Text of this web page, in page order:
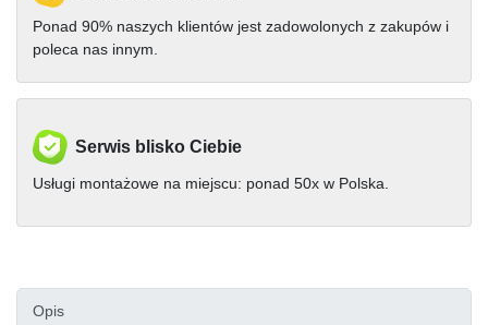
Ponad 90% naszych klientów jest zadowolonych z zakupów i
poleca nas innym.
Serwis blisko Ciebie
Usługi montażowe na miejscu: ponad 50x w Polska.
Opis